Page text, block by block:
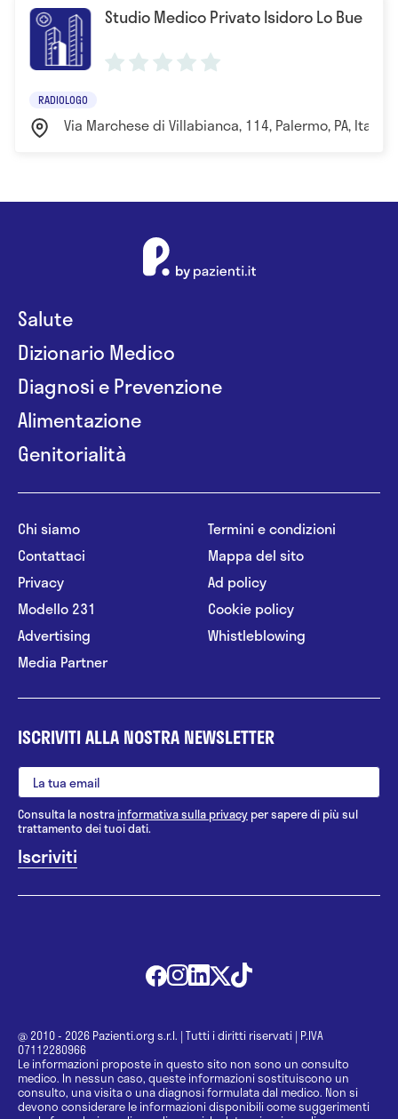
Studio Medico Privato Isidoro Lo Bue
RADIOLOGO
Via Marchese di Villabianca, 114, Palermo, PA, Italia
Salute
Dizionario Medico
Diagnosi e Prevenzione
Alimentazione
Genitorialità
Chi siamo
Contattaci
Privacy
Modello 231
Advertising
Media Partner
Termini e condizioni
Mappa del sito
Ad policy
Cookie policy
Whistleblowing
ISCRIVITI ALLA NOSTRA NEWSLETTER
Consulta la nostrainformativa sulla privacy per sapere di più sul
trattamento dei tuoi dati.
@ 2010 - 2026 Pazienti.org s.r.l. | Tutti i diritti riservati | P.IVA
07112280966
Le informazioni proposte in questo sito non sono un consulto
medico. In nessun caso, queste informazioni sostituiscono un
consulto, una visita o una diagnosi formulata dal medico. Non si
devono considerare le informazioni disponibili come suggerimenti